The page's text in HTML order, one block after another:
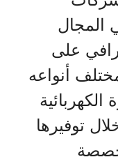
المجال
على
أنواعه
توفيرها